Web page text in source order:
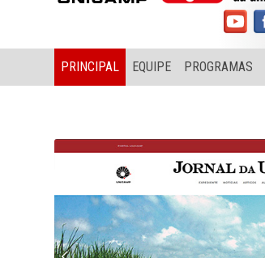
PRINCIPAL EQUIPE PROGRAMAS